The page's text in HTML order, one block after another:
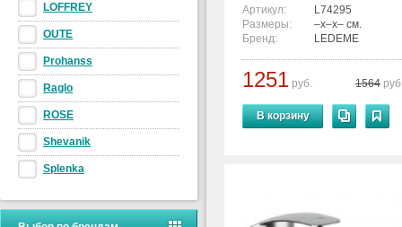
LOFFREY
OUTE
Prohanss
Raglo
ROSE
Shevanik
Splenka
Артикул:
L74295
Размеры:
–x–x– см.
Бренд:
LEDEME
1251 руб. 1564
В корзину